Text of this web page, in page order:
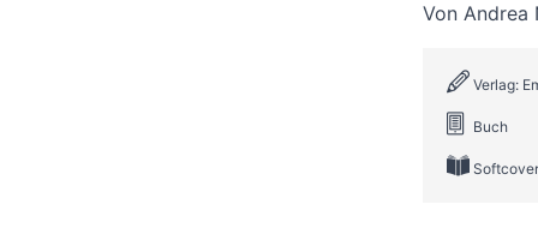
Von Andrea
Verlag:
Buch
Softcover